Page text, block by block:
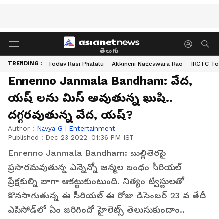
తెలుగు
TRENDING : Today Rasi Phalalu Akkineni Nageswara Rao IRCTC
Ennenno Janmala Bandham: వేద,
యష్ లను మిస్ అవుతున్న ఖుషి..
దగ్గరవుతున్న వేద, యష్?
Author : Navya G | Entertainment
Published : Dec 23 2022, 01:36 PM IST
Ennenno Janmala Bandham: బుల్లితెరపై
ప్రసారమవుతున్న ఎన్నెన్నో జన్మల బంధం సీరియల్
ప్రేక్షకుల్ని బాగా ఆకట్టుకుంటుంది. నిత్యం ట్విస్టులతో
కొనసాగుతున్న ఈ సీరియల్ ఈ రోజు డిసెంబర్ 23 వ తేదీ
ఎపిసోడ్‌లో ఏం జరిగిందో హైలెట్స్ తెలుసుకుందాం..